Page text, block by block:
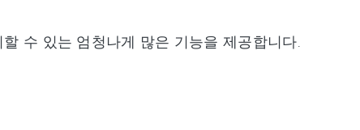
수 있는 엄청나게 많은 기능을 제공합니다.